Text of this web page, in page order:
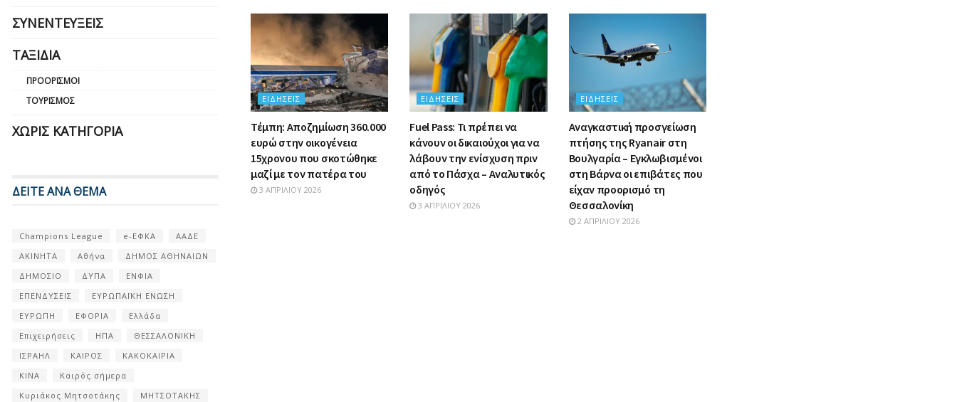
ΕΙΔΉΣΕΙΣ
Τέμπη: Αποζημίωση 360.000
ευρώ στην οικογένεια
15χρονου που σκοτώθηκε
μαζί με τον πατέρα του
3 ΑΠΡΙΛΊΟΥ 2026
ΕΙΔΉΣΕΙΣ
Fuel Pass: Τι πρέπει να
κάνουν οι δικαιούχοι για να
λάβουν την ενίσχυση πριν
από το Πάσχα – Αναλυτικός
οδηγός
3 ΑΠΡΙΛΊΟΥ 2026
ΕΙΔΉΣΕΙΣ
Αναγκαστική προσγείωση
πτήσης της Ryanair στη
Βουλγαρία – Εγκλωβισμένοι
στη Βάρνα οι επιβάτες που
είχαν προορισμό τη
Θεσσαλονίκη
2 ΑΠΡΙΛΊΟΥ 2026
ΣΥΝΕΝΤΕΎΞΕΙΣ
ΤΑΞΊΔΙΑ
ΠΡΟΟΡΙΣΜΟΊ
ΤΟΥΡΙΣΜΌΣ
ΧΩΡΊΣ ΚΑΤΗΓΟΡΊΑ
ΔΕΙΤΕ ΑΝΑ ΘΕΜΑ
Champions League e-ΕΦΚΑ
ΑΑΔΕ
ΑΚΙΝΗΤΑ
Αθήνα
ΔΗΜΟΣ ΑΘΗΝΑΙΩΝ
ΔΗΜΟΣΙΟ
ΔΥΠΑ
ΕΝΦΙΑ
ΕΠΕΝΔΥΣΕΙΣ
ΕΥΡΩΠΑΪΚΗ ΕΝΩΣΗ
ΕΥΡΩΠΗ
ΕΦΟΡΙΑ
Ελλάδα
Επιχειρήσεις
ΗΠΑ
ΘΕΣΣΑΛΟΝΙΚΗ
ΙΣΡΑΗΛ
ΚΑΙΡΟΣ
ΚΑΚΟΚΑΙΡΙΑ
ΚΙΝΑ
Καιρός σήμερα
Κυριάκος Μητσοτάκης
ΜΗΤΣΟΤΑΚΗΣ